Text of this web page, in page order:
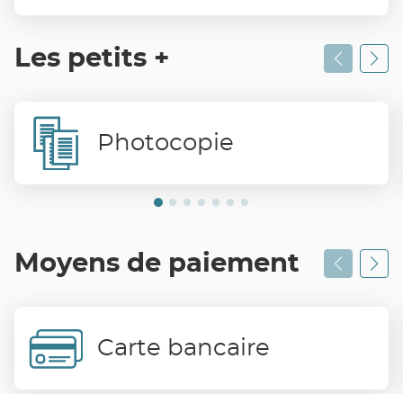
Les petits +
Photocopie
Moyens de paiement
Carte bancaire